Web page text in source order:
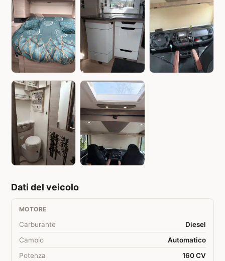
Dati del veicolo
MOTORE
Carburante
Diesel
Cambio
Automatico
Potenza
160 CV